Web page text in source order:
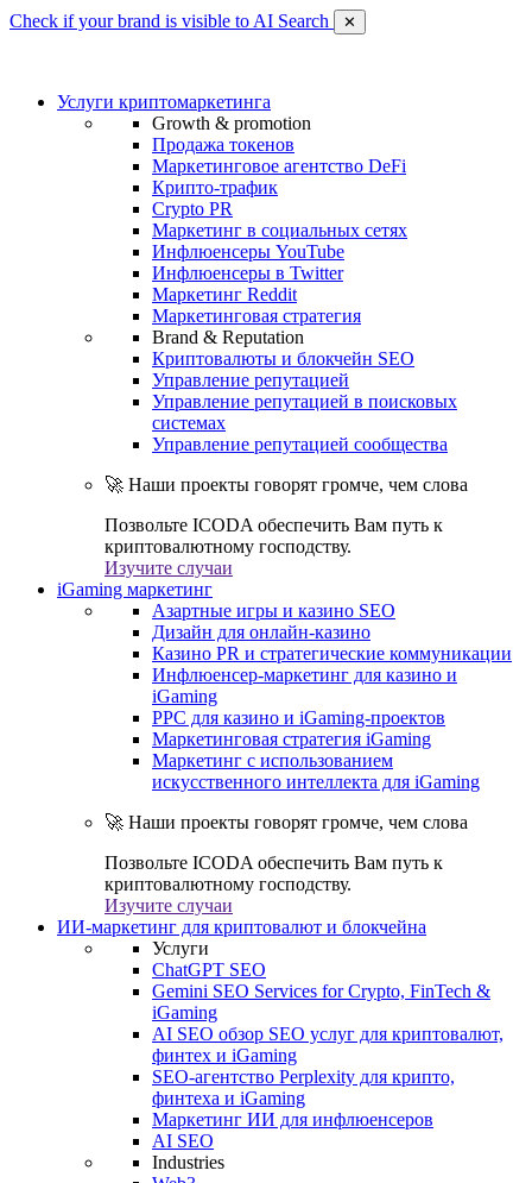
Check if your brand is visible to AI Search ✕
Услуги криптомаркетинга
Growth & promotion
Продажа токенов
Маркетинговое агентство DeFi
Крипто-трафик
Crypto PR
Маркетинг в социальных сетях
Инфлюенсеры YouTube
Инфлюенсеры в Twitter
Маркетинг Reddit
Маркетинговая стратегия
Brand & Reputation
Криптовалюты и блокчейн SEO
Управление репутацией
Управление репутацией в поисковых
системах
Управление репутацией сообщества
🚀 Наши проекты говорят громче, чем слова
Позвольте ICODA обеспечить Вам путь к
криптовалютному господству.
Изучите случаи
iGaming маркетинг
Азартные игры и казино SEO
Дизайн для онлайн-казино
Казино PR и стратегические коммуникации
Инфлюенсер-маркетинг для казино и
iGaming
PPC для казино и iGaming-проектов
Маркетинговая стратегия iGaming
Маркетинг с использованием
искусственного интеллекта для iGaming
🚀 Наши проекты говорят громче, чем слова
Позвольте ICODA обеспечить Вам путь к
криптовалютному господству.
Изучите случаи
ИИ-маркетинг для криптовалют и блокчейна
Услуги
ChatGPT SEO
Gemini SEO Services for Crypto, FinTech &
iGaming
AI SEO обзор SEO услуг для криптовалют,
финтех и iGaming
SEO-агентство Perplexity для крипто,
финтеха и iGaming
Маркетинг ИИ для инфлюенсеров
AI SEO
Industries